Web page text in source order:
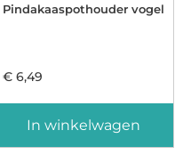
Pindakaaspothouder vogel
€ 6,49
In winkelwagen